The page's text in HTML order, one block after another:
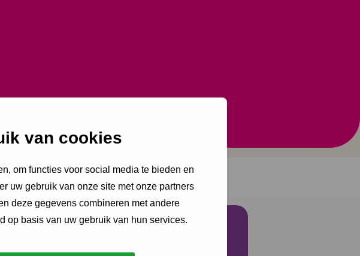
van cookies
om functies voor social media te bieden en
uw gebruik van onze site met onze partners
deze gegevens combineren met andere
op basis van uw gebruik van hun services.